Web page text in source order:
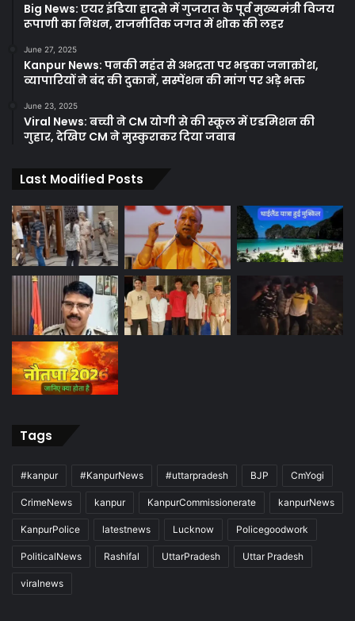
Big News: एयर इंडिया हादसे में गुजरात के पूर्व मुख्यमंत्री विजय
रूपाणी का निधन, राजनीतिक जगत में शोक की लहर
June 27, 2025
Kanpur News: पनकी महंत से अभद्रता पर भड़का जनाक्रोश,
व्यापारियों ने बंद की दुकानें, सस्पेंशन की मांग पर अड़े भक्त
June 23, 2025
Viral News: बच्ची ने CM योगी से की स्कूल में एडमिशन की
गुहार, देखिए CM ने मुस्कुराकर दिया जवाब
Last Modified Posts
Tags
#kanpur #KanpurNews #uttarpradesh BJP CmYogi
CrimeNews kanpur KanpurCommissionerate kanpurNews
KanpurPolice latestnews Lucknow Policegoodwork
PoliticalNews Rashifal UttarPradesh Uttar Pradesh
viralnews